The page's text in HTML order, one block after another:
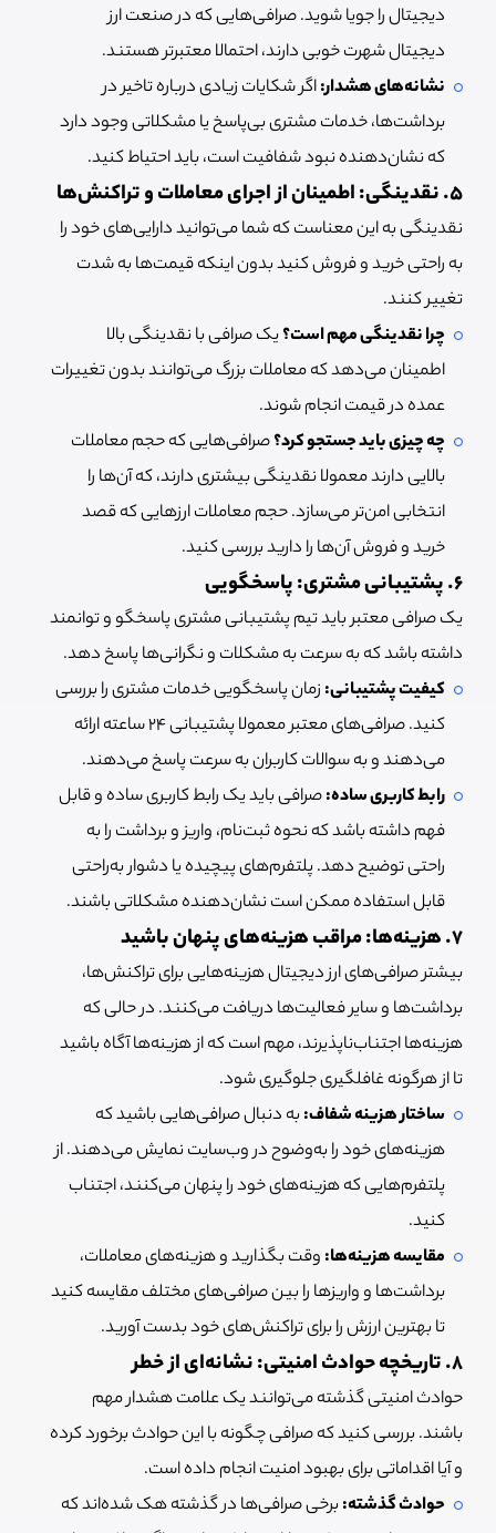
دیجیتال را جویا شوید. صرافی‌هایی که در صنعت ارز
دیجیتال شهرت خوبی دارند، احتمالا معتبرتر هستند.
نشانه‌های هشدار:اگر شکایات زیادی درباره تاخیر در
برداشت‌ها، خدمات مشتری بی‌پاسخ یا مشکلاتی وجود دارد
که نشان‌دهنده نبود شفافیت است، باید احتیاط کنید.
۵. نقدینگی: اطمینان از اجرای معاملات و تراکنش‌ها
نقدینگی به این معناست که شما می‌توانید دارایی‌های خود را
به راحتی خرید و فروش کنید بدون اینکه قیمت‌ها به شدت
تغییر کنند.
چرا نقدینگی مهم است؟یک صرافی با نقدینگی بالا
اطمینان می‌دهد که معاملات بزرگ می‌توانند بدون تغییرات
عمده در قیمت انجام شوند.
چه چیزی باید جستجو کرد؟صرافی‌هایی که حجم معاملات
بالایی دارند معمولا نقدینگی بیشتری دارند، که آن‌ها را
انتخابی امن‌تر می‌سازد. حجم معاملات ارزهایی که قصد
خرید و فروش آن‌ها را دارید بررسی کنید.
۶. پشتیبانی مشتری: پاسخگویی
یک صرافی معتبر باید تیم پشتیبانی مشتری پاسخگو و توانمند
داشته باشد که به سرعت به مشکلات و نگرانی‌ها پاسخ دهد.
کیفیت پشتیبانی: زمان پاسخگویی خدمات مشتری را بررسی
کنید. صرافی‌های معتبر معمولا پشتیبانی ۲۴ ساعته ارائه
می‌دهند و به سوالات کاربران به سرعت پاسخ می‌دهند.
رابط کاربری ساده:صرافی باید یک رابط کاربری ساده و قابل
فهم داشته باشد که نحوه ثبت‌نام، واریز و برداشت را به
راحتی توضیح دهد. پلتفرم‌های پیچیده یا دشوار به‌راحتی
قابل استفاده ممکن است نشان‌دهنده مشکلاتی باشند.
۷. هزینه‌ها: مراقب هزینه‌های پنهان باشید
بیشتر صرافی‌های ارز دیجیتال هزینه‌هایی برای تراکنش‌ها،
برداشت‌ها و سایر فعالیت‌ها دریافت می‌کنند. در حالی که
هزینه‌ها اجتناب‌ناپذیرند، مهم است که از هزینه‌ها آگاه باشید
تا از هرگونه غافلگیری جلوگیری شود.
ساختار هزینه شفاف:به دنبال صرافی‌هایی باشید که
هزینه‌های خود را به‌وضوح در وب‌سایت نمایش می‌دهند. از
پلتفرم‌هایی که هزینه‌های خود را پنهان می‌کنند، اجتناب
کنید.
مقایسه هزینه‌ها: وقت بگذارید و هزینه‌های معاملات،
برداشت‌ها و واریزها را بین صرافی‌های مختلف مقایسه کنید
تا بهترین ارزش را برای تراکنش‌های خود بدست آورید.
۸. تاریخچه حوادث امنیتی: نشانه‌ای از خطر
حوادث امنیتی گذشته می‌توانند یک علامت هشدار مهم
باشند. بررسی کنید که صرافی چگونه با این حوادث برخورد کرده
و آیا اقداماتی برای بهبود امنیت انجام داده است.
حوادث گذشته:برخی صرافی‌ها در گذشته هک شده‌اند که